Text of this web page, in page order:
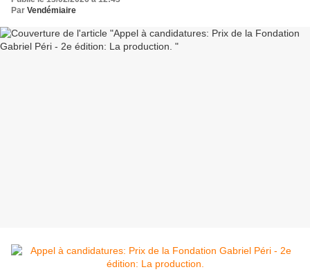
Par Vendémiaire